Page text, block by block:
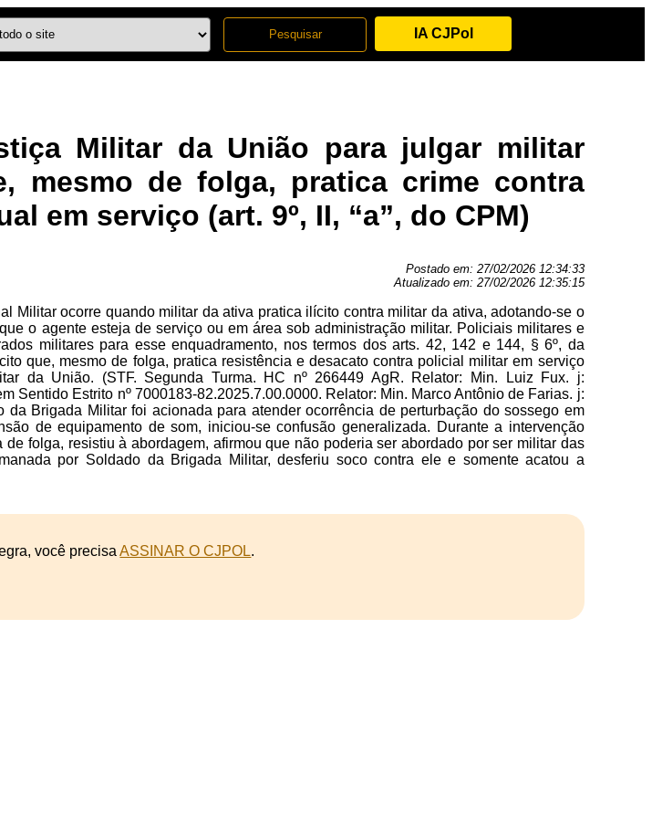
IA CJPol
Militar da União para julgar militar
mesmo de folga, pratica crime contra
em serviço (art. 9º, II, “a”, do CPM)
Postado em: 27/02/2026 12:34:33
Atualizado em: 27/02/2026 12:35:15
Militar ocorre quando militar da ativa pratica ilícito contra militar da ativa, adotando-se o
o agente esteja de serviço ou em área sob administração militar. Policiais militares e
militares para esse enquadramento, nos termos dos arts. 42, 142 e 144, § 6º, da
que, mesmo de folga, pratica resistência e desacato contra policial militar em serviço
da União. (STF. Segunda Turma. HC nº 266449 AgR. Relator: Min. Luiz Fux. j:
Sentido Estrito nº 7000183-82.2025.7.00.0000. Relator: Min. Marco Antônio de Farias. j:
da Brigada Militar foi acionada para atender ocorrência de perturbação do sossego em
de equipamento de som, iniciou-se confusão generalizada. Durante a intervenção
folga, resistiu à abordagem, afirmou que não poderia ser abordado por ser militar das
por Soldado da Brigada Militar, desferiu soco contra ele e somente acatou a
você precisaASSINAR O CJPOL.